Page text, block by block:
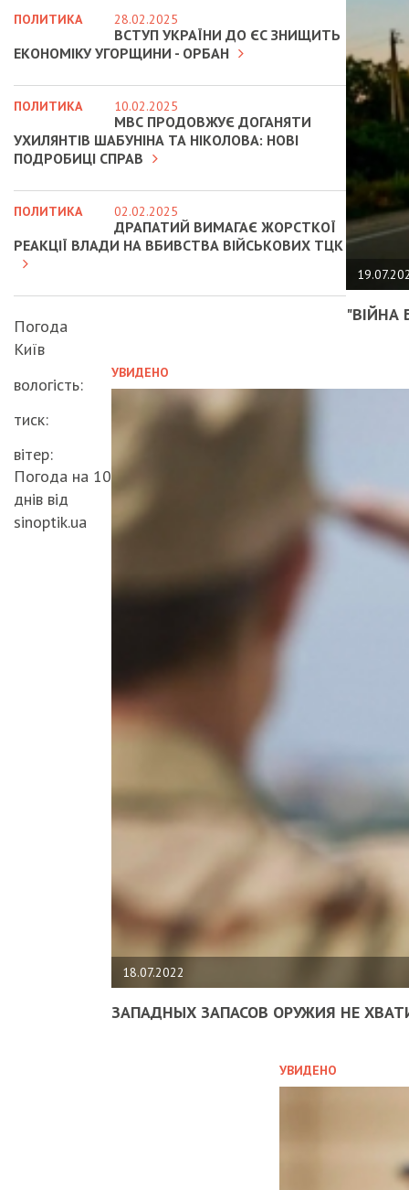
"ВІЙНА
УВИДЕНО
18.07.2022
ЗАПАДНЫХ ЗАПАСОВ ОРУЖИЯ НЕ
УВИДЕНО
ПОЛИТИКА 28.02.2025
ВСТУП УКРАЇНИ ДО ЄС ЗНИЩИТЬ
ЕКОНОМІКУ УГОРЩИНИ - ОРБАН
ПОЛИТИКА 10.02.2025
МВС ПРОДОВЖУЄ ДОГАНЯТИ
УХИЛЯНТІВ ШАБУНІНА ТА НІКОЛОВА: НОВІ
ПОДРОБИЦІ СПРАВ
ПОЛИТИКА 02.02.2025
ДРАПАТИЙ ВИМАГАЄ ЖОРСТКОЇ
РЕАКЦІЇ ВЛАДИ НА ВБИВСТВА ВІЙСЬКОВИХ ТЦК
Погода
Київ
вологість:
тиск:
вітер:
Погода на 10
днів від
sinoptik.ua